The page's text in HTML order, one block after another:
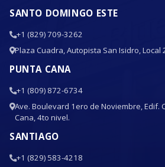
SANTO DOMINGO ESTE
+1 (829) 709-3262
Plaza Cuadra, Autopista San Isidro, Local
PUNTA CANA
+1 (809) 872-6734
Ave. Boulevard 1ero de Noviembre, Edif.
Cana, 4to nivel.
SANTIAGO
+1 (829) 583-4218